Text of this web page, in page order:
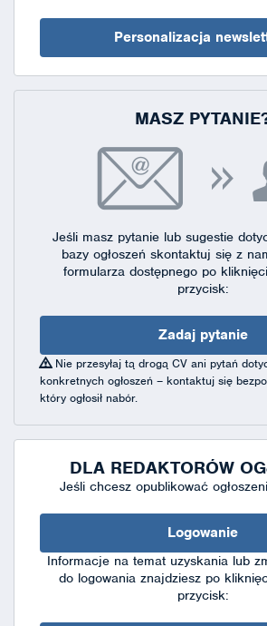
Personalizacja
MASZ
Jeśli masz pytanie lub sugestie
bazy ogłoszeń skontaktuj się z
formularza dostępnegopo
przycisk:
Zadaj pytanie
Nie przesyłaj tą drogą CV ani pytań
konkretnych ogłoszeń – kontaktuj się
który ogłosił nabór.
DLA REDAKTORÓW
Jeśli chcesz opublikować
Logowanie
Informacje na temat uzyskania lub
do logowania znajdziesz po
przycisk: